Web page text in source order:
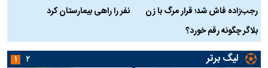
رجب‌زاده فاش شد؛ قرار مرگ با زن
بلاگر چگونه رقم خورد؟
نفر را راهی بیمارستان کرد
لیگ برتر ۱ ۲